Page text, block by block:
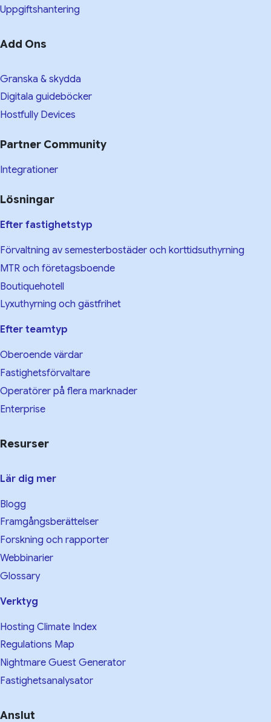
Uppgiftshantering
Add Ons
Granska & skydda
Digitala guideböcker
Hostfully Devices
Partner Community
Integrationer
Lösningar
Efter fastighetstyp
Förvaltning av semesterbostäder och korttidsuthyrning
MTR och företagsboende
Boutiquehotell
Lyxuthyrning och gästfrihet
Efter teamtyp
Oberoende värdar
Fastighetsförvaltare
Operatörer på flera marknader
Enterprise
Resurser
Lär dig mer
Blogg
Framgångsberättelser
Forskning och rapporter
Webbinarier
Glossary
Verktyg
Hosting Climate Index
Regulations Map
Nightmare Guest Generator
Fastighetsanalysator
Anslut